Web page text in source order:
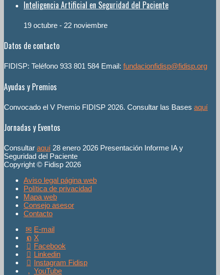
Inteligencia Artificial en Seguridad del Paciente
19 octubre - 22 noviembre
Datos de contacto
FIDISP: Teléfono 933 801 584 Email: fundacionfidisp@fidisp.org
Ayudas y Premios
Convocado el V Premio FIDISP 2026. Consultar las Bases aquí
Jornadas y Eventos
Consultar aquí 28 enero 2026 Presentación Informe IA y
Seguridad del Paciente
Copyright © Fidisp 2026
Aviso legal página web
Política de privacidad
Mapa web
Consejo asesor
Contacto
E-mail
X
Facebook
Linkedin
Instagram Fidisp
YouTube